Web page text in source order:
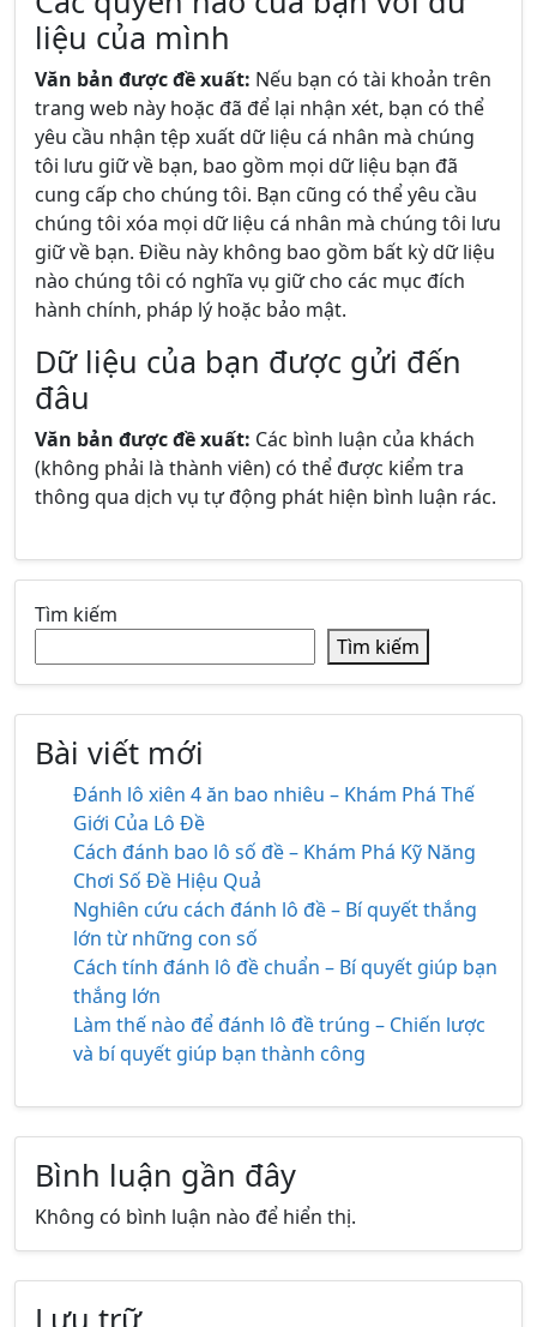
liệu của mình
Văn bản được đề xuất: Nếu bạn có tài khoản trên
trang web này hoặc đã để lại nhận xét, bạn có thể
yêu cầu nhận tệp xuất dữ liệu cá nhân mà chúng
tôi lưu giữ về bạn, bao gồm mọi dữ liệu bạn đã
cung cấp cho chúng tôi. Bạn cũng có thể yêu cầu
chúng tôi xóa mọi dữ liệu cá nhân mà chúng tôi lưu
giữ về bạn. Điều này không bao gồm bất kỳ dữ liệu
nào chúng tôi có nghĩa vụ giữ cho các mục đích
hành chính, pháp lý hoặc bảo mật.
Dữ liệu của bạn được gửi đến
đâu
Văn bản được đề xuất: Các bình luận của khách
(không phải là thành viên) có thể được kiểm tra
thông qua dịch vụ tự động phát hiện bình luận rác.
Tìm kiếm
Tìm kiếm
Bài viết mới
Đánh lô xiên 4 ăn bao nhiêu – Khám Phá Thế
Giới Của Lô Đề
Cách đánh bao lô số đề – Khám Phá Kỹ Năng
Chơi Số Đề Hiệu Quả
Nghiên cứu cách đánh lô đề – Bí quyết thắng
lớn từ những con số
Cách tính đánh lô đề chuẩn – Bí quyết giúp bạn
thắng lớn
Làm thế nào để đánh lô đề trúng – Chiến lược
và bí quyết giúp bạn thành công
Bình luận gần đây
Không có bình luận nào để hiển thị.
Lưu trữ